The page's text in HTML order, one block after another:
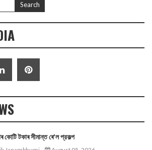
কোটি টকাৰ সীমান্ত ৰে'ল প্রকল্প